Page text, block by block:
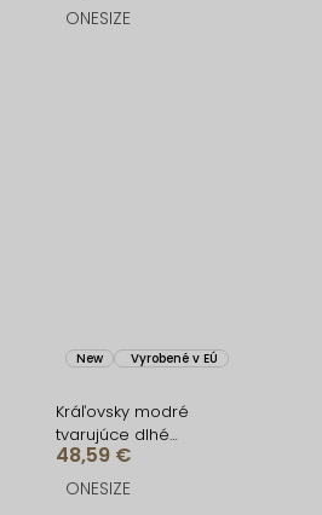
ONESIZE
New Vyrobené v EÚ
Kráľovsky modré
tvarujúce dlhé
spoločenské šaty
BRANFLA
48,59 €
ONESIZE